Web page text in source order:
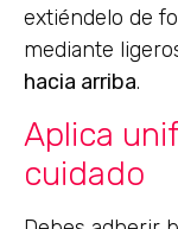
extiéndelo de
mediante
hacia arriba.
Aplica
cuidado